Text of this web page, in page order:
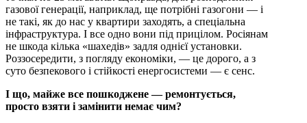
газової генерації, наприклад, ще потрібні газогони — і
не такі, як до нас у квартири заходять, а спеціальна
інфраструктура. І все одно вони під прицілом. Росіянам
не шкода кілька «шахедів» задля однієї установки.
Роззосередити, з погляду економіки, — це дорого, а з
суто безпекового і стійкості енергосистеми — є сенс.
І що, майже все пошкоджене — ремонтується,
просто взяти і замінити немає чим?